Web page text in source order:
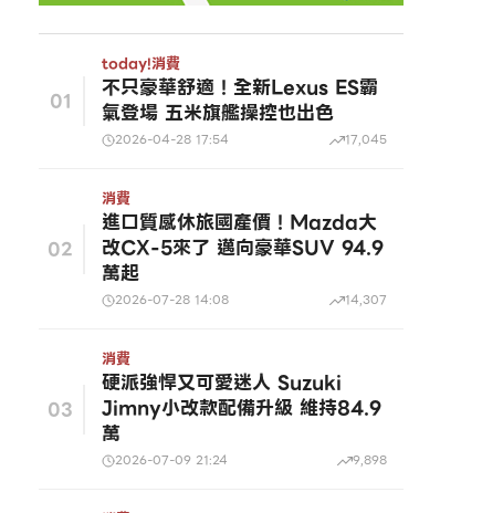
01
today!消費
不只豪華舒適！全新Lexus ES霸
氣登場 五米旗艦操控也出色
2026-04-28 17:54 17,045
02
消費
進口質感休旅國產價！Mazda大
改CX-5來了 邁向豪華SUV 94.9
萬起
2026-07-28 14:08 14,307
03
消費
硬派強悍又可愛迷人 Suzuki
Jimny小改款配備升級 維持84.9
萬
2026-07-09 21:24 9,898